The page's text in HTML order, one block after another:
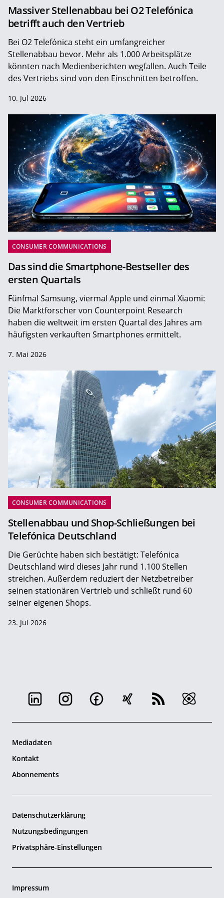
Massiver Stellenabbau bei O2 Telefónica
betrifft auch den Vertrieb
Bei O2 Telefónica steht ein umfangreicher
Stellenabbau bevor. Mehr als 1.000 Arbeitsplätze
könnten nach Medienberichten wegfallen. Auch Teile
des Vertriebs sind von den Einschnitten betroffen.
10. Jul 2026
CONSUMER COMMUNICATIONS
Das sind die Smartphone-Bestseller des
ersten Quartals
Fünfmal Samsung, viermal Apple und einmal Xiaomi:
Die Marktforscher von Counterpoint Research
haben die weltweit im ersten Quartal des Jahres am
häufigsten verkauften Smartphones ermittelt.
7. Mai 2026
CONSUMER COMMUNICATIONS
Stellenabbau und Shop-Schließungen bei
Telefónica Deutschland
Die Gerüchte haben sich bestätigt: Telefónica
Deutschland wird dieses Jahr rund 1.100 Stellen
streichen. Außerdem reduziert der Netzbetreiber
seinen stationären Vertrieb und schließt rund 60
seiner eigenen Shops.
23. Jul 2026
Mediadaten
Kontakt
Abonnements
Datenschutzerklärung
Nutzungsbedingungen
Privatsphäre-Einstellungen
Impressum